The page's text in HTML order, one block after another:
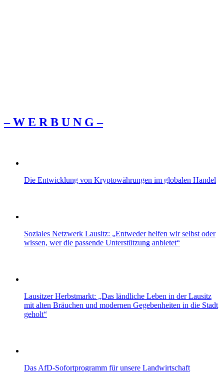
– W Ε R Β U Ν G –
Die Entwicklung von Kryptowährungen im globalen Handel
Soziales Netzwerk Lausitz: „Entweder helfen wir selbst oder
wissen, wer die passende Unterstützung anbietet“
Lausitzer Herbstmarkt: „Das ländliche Leben in der Lausitz
mit alten Bräuchen und modernen Gegebenheiten in die Stadt
geholt“
Das AfD-Sofortprogramm für unsere Landwirtschaft